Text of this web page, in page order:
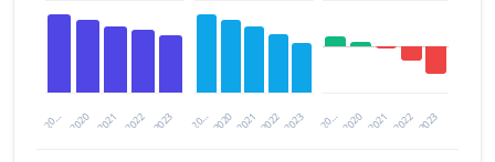
20… 2021 2023
2020 2022 20… 2021 2023
2020 2022 20… 2021 2023
2020 2022